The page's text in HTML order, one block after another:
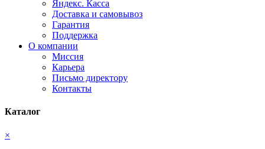
Яндекс. Касса
Доставка и самовывоз
Гарантия
Поддержка
О компании
Миссия
Карьера
Письмо директору
Контакты
Каталог
×